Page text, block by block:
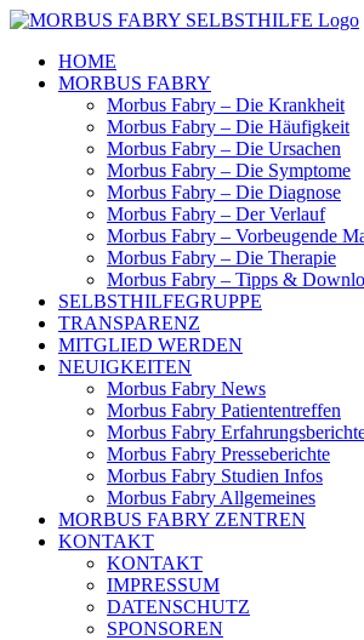
Skip
contentHOME
MORBUS FABRY
Morbus Fabry – Die Krankheit
Morbus Fabry – Die Häufigkeit
Morbus Fabry – Die Ursachen
Morbus Fabry – Die Symptome
Morbus Fabry – Die Diagnose
Morbus Fabry – Der Verlauf
Morbus Fabry – Vorbeugende
Morbus Fabry – Die Therapie
Morbus Fabry – Tipps &
SELBSTHILFEGRUPPE
TRANSPARENZ
MITGLIED WERDEN
NEUIGKEITEN
Morbus Fabry News
Morbus Fabry Patiententreffen
Morbus Fabry
Morbus Fabry Presseberichte
Morbus Fabry Studien Infos
Morbus Fabry Allgemeines
MORBUS FABRY ZENTREN
KONTAKT
KONTAKT
IMPRESSUM
DATENSCHUTZ
SPONSOREN